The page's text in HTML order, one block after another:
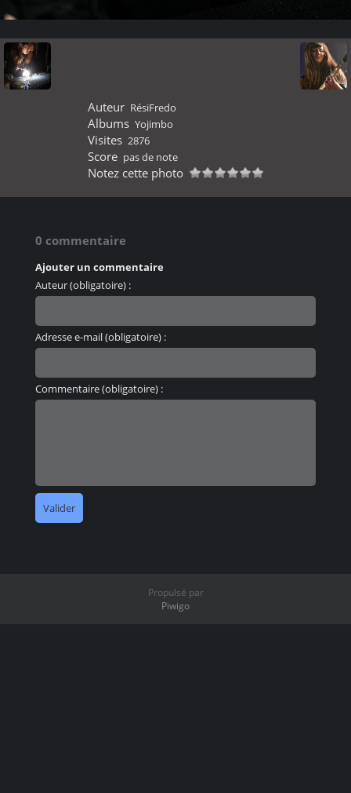
Auteur RésiFredo
Albums Yojimbo
Visites 2876
Score pas de note
Notez cette photo
0 commentaire
Ajouter un commentaire
Auteur (obligatoire) :
Adresse e-mail (obligatoire) :
Commentaire (obligatoire) :
Propulsé par
Piwigo